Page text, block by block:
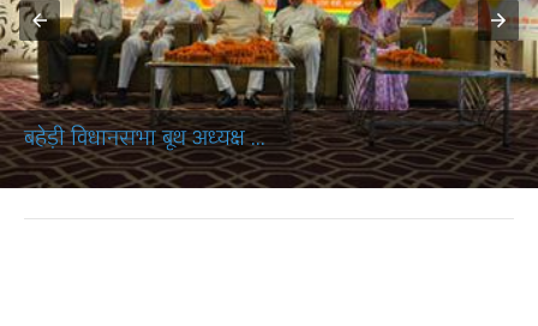
बहेड़ी विधानसभा बूथ अध्यक्ष ...